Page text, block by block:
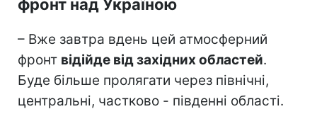
фронт над Україною
– Вже завтра вдень цей атмосферний
фронт відійде від західних областей.
Буде більше пролягати через північні,
центральні, частково - південні області.